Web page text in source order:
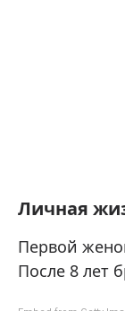
Личная
Первой
После 8 лет